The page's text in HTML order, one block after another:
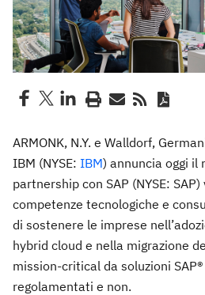
ARMONK, N.Y. e Walldorf,
IBM (NYSE: IBM) annuncia oggi il
partnership con SAP (NYSE:
competenze tecnologiche e
di sostenere le imprese
hybrid cloud e nella migrazione
mission-critical da soluzioni
regolamentati e non.